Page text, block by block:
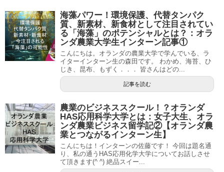
海藻パワー！環境保護、代替タンパク
質、新素材、新食材として注目されてい
る「海藻」のポテンシャルとは？：オラ
ンダ農業大学生インターン記事①
こんにちは。オランダの農業大学で学んでいる、ラ
イターインターン生の森田です。 わかめ、海苔、ひ
じき、昆布、もずく．．． 皆さんはどの...
記事を読む
農業のビジネススクール！？オランダ
HAS応用科学大学とは：女子大生、オラ
ンダ農業ビジネス留学記②【オランダ農
業とつながるインターン生】
こんにちは！インターンの佐藤です！ 今回は題名通
り、私の通うHAS応用化学大学についてお話しさせ
て頂きます(^ ^) 絶品スイー...